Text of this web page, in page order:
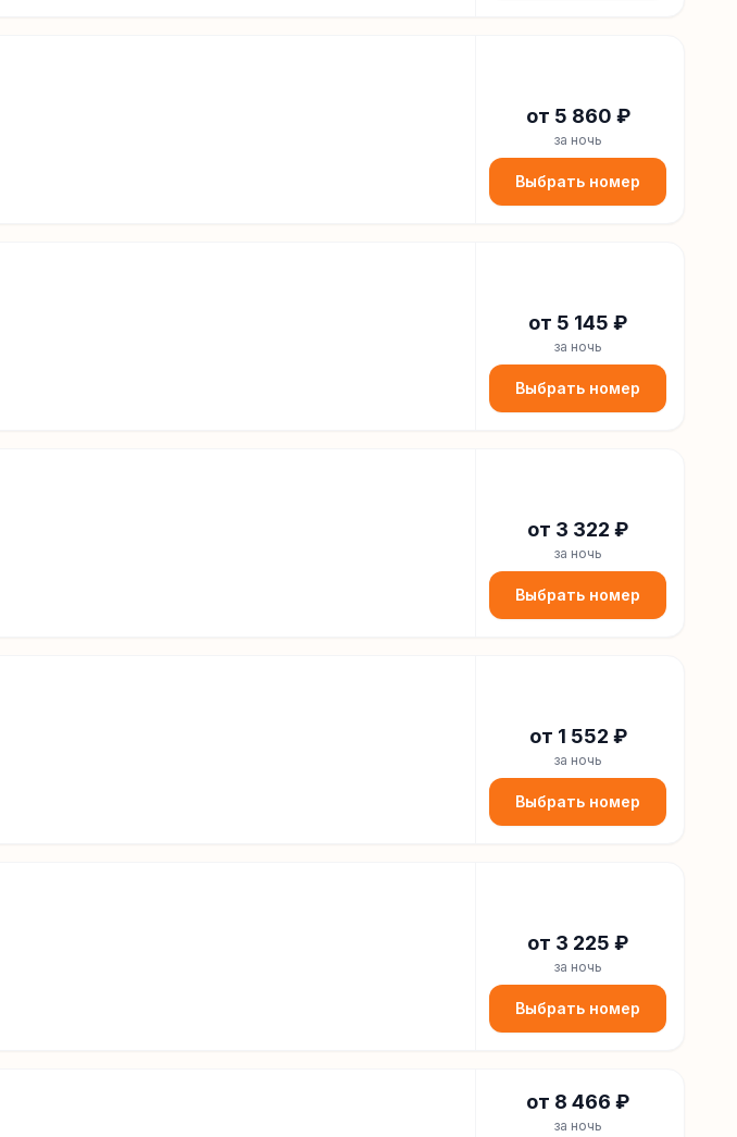
от 5 860 ₽
за ночь
Выбрать номер
от 5 145 ₽
за ночь
Выбрать номер
от 3 322 ₽
за ночь
Выбрать номер
от 1 552 ₽
за ночь
Выбрать номер
от 3 225 ₽
за ночь
Выбрать номер
от 8 466 ₽
за ночь